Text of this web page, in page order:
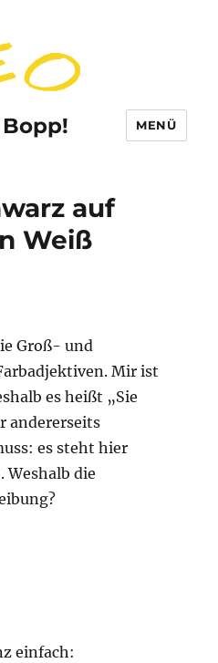
MENÜ
auf
Weiß
Groß- und
Mir ist
es heißt „Sie
andererseits
es steht hier
Weshalb die
einfach: